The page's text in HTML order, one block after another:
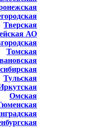
Тверская
АО
Томская
Тульская
Омская